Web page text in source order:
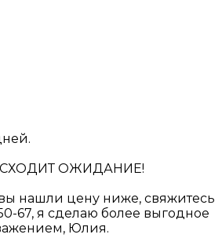
ОЖИДАНИЕ!
нашли цену ниже, свяжитесь
67, я сделаю более выгодное
Юлия.